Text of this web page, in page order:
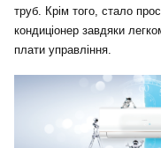
труб. Крім того, стало
кондиціонер завдяки
плати управління.